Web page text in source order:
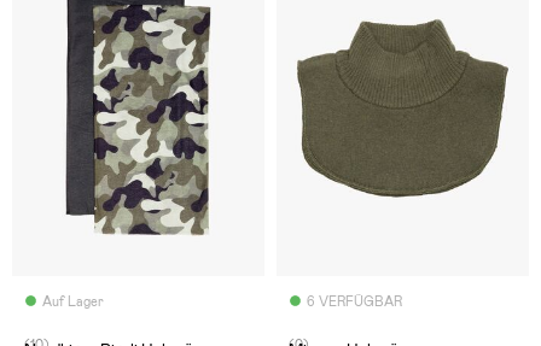
Auf Lager 6 VERFÜGBAR